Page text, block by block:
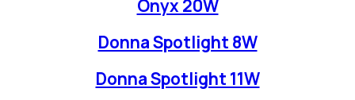
Onyx 20W
Donna Spotlight 8W
Donna Spotlight 11W